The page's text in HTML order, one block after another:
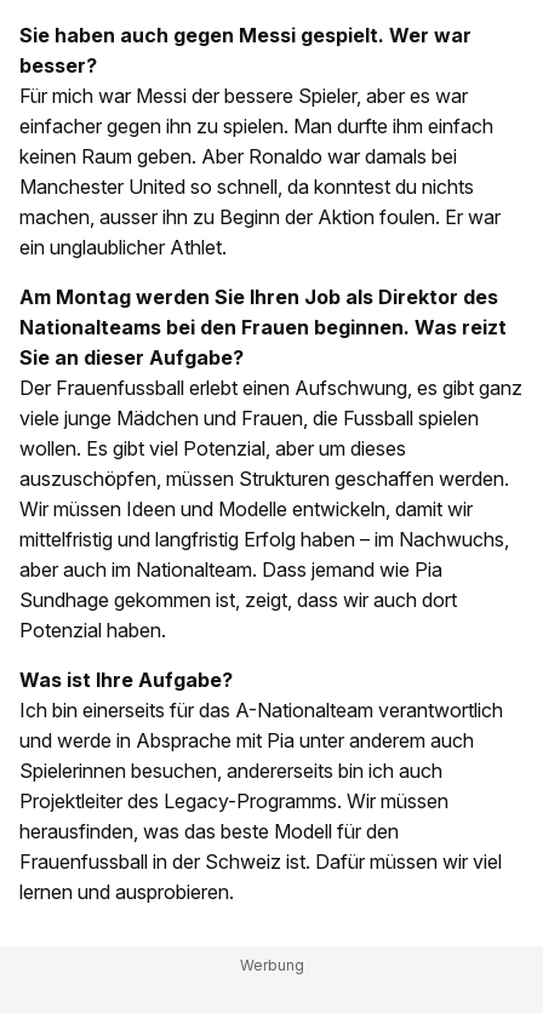
Sie haben auch gegen Messi gespielt. Wer war
besser?
Für mich war Messi der bessere Spieler, aber es war
einfacher gegen ihn zu spielen. Man durfte ihm einfach
keinen Raum geben. Aber Ronaldo war damals bei
Manchester United so schnell, da konntest du nichts
machen, ausser ihn zu Beginn der Aktion foulen. Er war
ein unglaublicher Athlet.
Am Montag werden Sie Ihren Job als Direktor des
Nationalteams bei den Frauen beginnen. Was reizt
Sie an dieser Aufgabe?
Der Frauenfussball erlebt einen Aufschwung, es gibt ganz
viele junge Mädchen und Frauen, die Fussball spielen
wollen. Es gibt viel Potenzial, aber um dieses
auszuschöpfen, müssen Strukturen geschaffen werden.
Wir müssen Ideen und Modelle entwickeln, damit wir
mittelfristig und langfristig Erfolg haben – im Nachwuchs,
aber auch im Nationalteam. Dass jemand wie Pia
Sundhage gekommen ist, zeigt, dass wir auch dort
Potenzial haben.
Was ist Ihre Aufgabe?
Ich bin einerseits für das A-Nationalteam verantwortlich
und werde in Absprache mit Pia unter anderem auch
Spielerinnen besuchen, andererseits bin ich auch
Projektleiter des Legacy-Programms. Wir müssen
herausfinden, was das beste Modell für den
Frauenfussball in der Schweiz ist. Dafür müssen wir viel
lernen und ausprobieren.